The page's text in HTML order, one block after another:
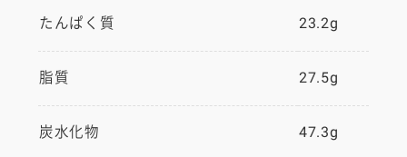
たんぱく質 23.2g
脂質 27.5g
炭水化物 47.3g